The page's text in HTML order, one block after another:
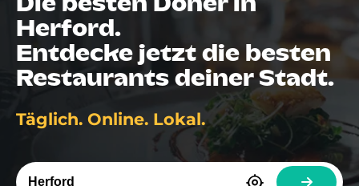
Die besten Döner in
Herford.
Entdecke jetzt die besten
Restaurants deiner Stadt.
Täglich. Online. Lokal.
